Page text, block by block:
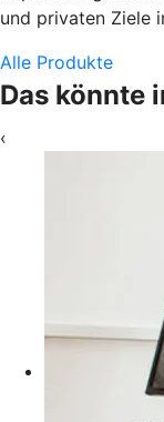
und privaten Ziele
Alle Produkte
Das könnte
‹